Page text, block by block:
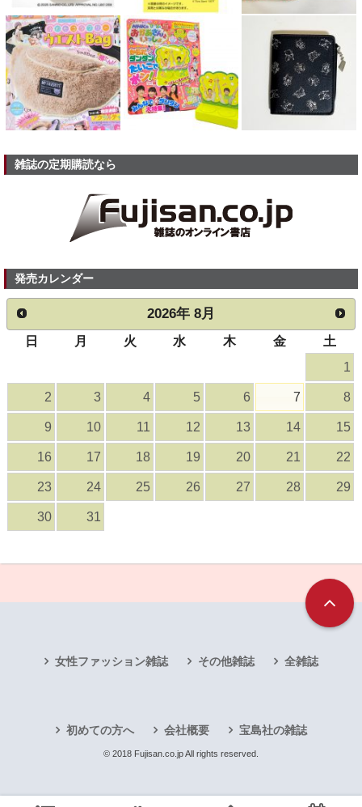
雑誌の定期購読なら
発売カレンダー
2026年 8月
日 月 火 水 木 金
土
1
2 3 4 5 6 7 8
9 10 11 12 13 14 15
16 17 18 19 20 21 22
23 24 25 26 27 28 29
30 31
女性ファッション雑誌 その他雑誌 全雑誌
初めての方へ 会社概要 宝島社の雑誌
© 2018 Fujisan.co.jp All rights reserved.